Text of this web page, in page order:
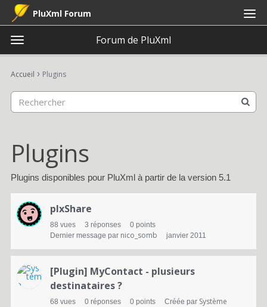
PluXml Forum
t
g
e
n
Forum de PluXml
Catégories
Discussions
Activité
Connexion
Accueil › Plugins
Plugins
Plugins disponibles pour PluXml à partir de la version 5.1
L
s
t
e
plxShare
88 vues 3 réponses 0 points
Dernier message par nico_somb janvier 2011
[Plugin] MyContact - plusieurs
destinataires ?
68 vues 0 réponses 0 points Créée par Système